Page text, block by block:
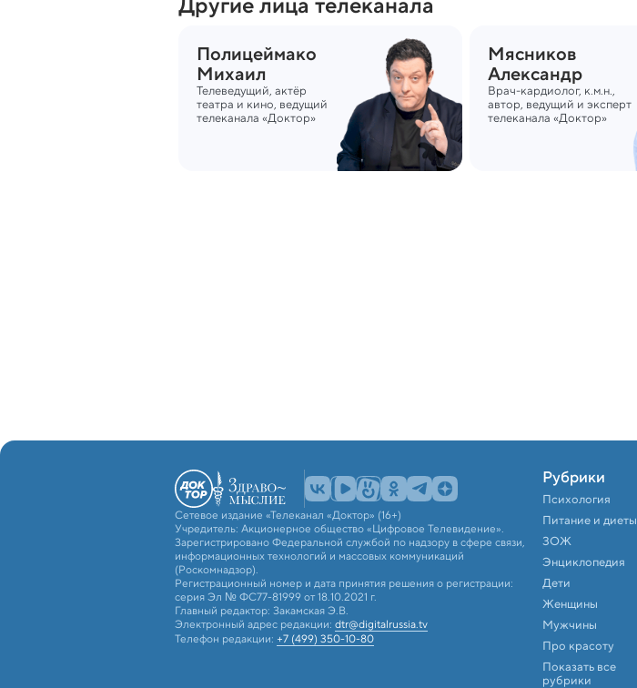
Полицеймако
Михаил
Телеведущий, актёр
театра и кино, ведущий
телеканала «Доктор»
Мясников
Александр
Врач-кардиолог, к.м.н.,
автор, ведущий и эксперт
телеканала «Доктор»
Сетевое издание «Телеканал «Доктор» (16+)
Учредитель: Акционерное общество «Цифровое Телевидение».
Зарегистрировано Федеральной службой по надзору в сфере связи,
информационных технологий и массовых коммуникаций
(Роскомнадзор).
Регистрационный номер и дата принятия решения о регистрации:
серия Эл № ФС77-81999 от 18.10.2021 г.
Главный редактор: Закамская Э.В.
Электронный адрес редакции: dtr@digitalrussia.tv
Телефон редакции: +7 (499) 350-10-80
Рубрики
Психология
Питание и диеты
ЗОЖ
Энциклопедия
Дети
Женщины
Мужчины
Про красоту
Показать все
рубрики